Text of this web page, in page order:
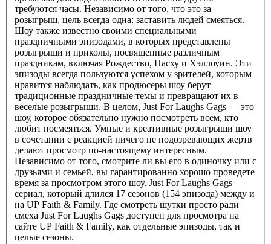
требуются часы. Независимо от того, что это за
розыгрыш, цель всегда одна: заставить людей смеяться.
Шоу также известно своими специальными
праздничными эпизодами, в которых представлены
розыгрыши и приколы, посвященные различным
праздникам, включая Рождество, Пасху и Хэллоуин. Эти
эпизоды всегда пользуются успехом у зрителей, которым
нравится наблюдать, как продюсеры шоу берут
традиционные праздничные темы и превращают их в
веселые розыгрыши. В целом, Just For Laughs Gags — это
шоу, которое обязательно нужно посмотреть всем, кто
любит посмеяться. Умные и креативные розыгрыши шоу
в сочетании с реакцией ничего не подозревающих жертв
делают просмотр по-настоящему интересным.
Независимо от того, смотрите ли вы его в одиночку или с
друзьями и семьей, вы гарантированно хорошо проведете
время за просмотром этого шоу. Just For Laughs Gags —
сериал, который длился 17 сезонов (154 эпизода) между и
на UP Faith & Family. Где смотреть шутки просто ради
смеха Just For Laughs Gags доступен для просмотра на
сайте UP Faith & Family, как отдельные эпизоды, так и
целые сезоны.